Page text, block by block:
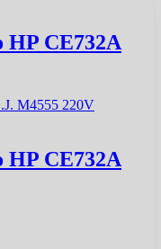
CE732A
CE732A